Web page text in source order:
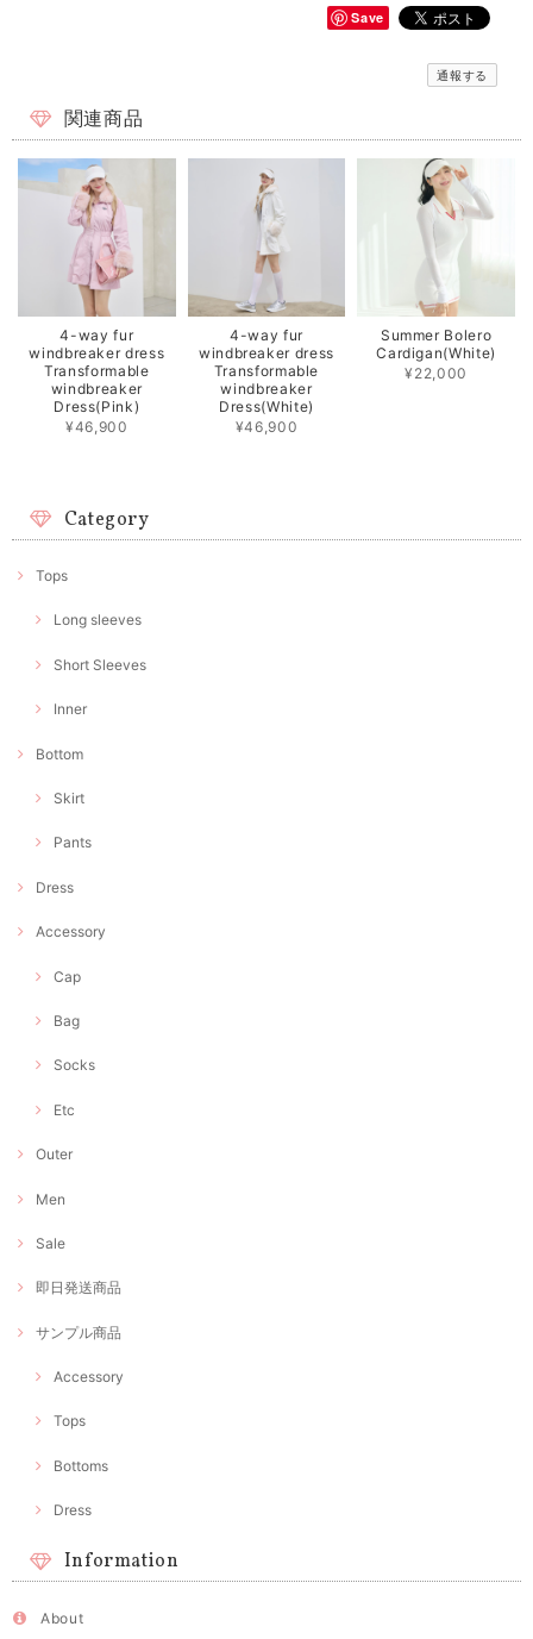
Save
通報する
関連商品
4-way fur
windbreaker dress
Transformable
windbreaker
Dress(Pink)
¥46,900
4-way fur
windbreaker dress
Transformable
windbreaker
Dress(White)
¥46,900
Summer Bolero
Cardigan(White)
¥22,000
Category
Tops
Long sleeves
Short Sleeves
Inner
Bottom
Skirt
Pants
Dress
Accessory
Cap
Bag
Socks
Etc
Outer
Men
Sale
即日発送商品
サンプル商品
Accessory
Tops
Bottoms
Dress
Information
About